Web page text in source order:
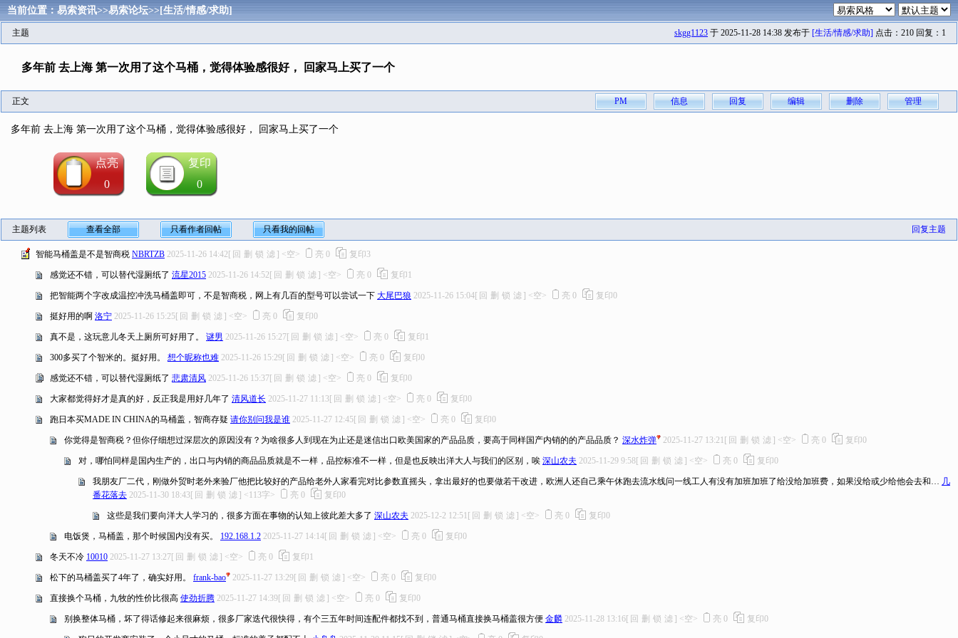
当前位置：易索资讯>>易索论坛>>[生活/情感/求助]
主题 skgg1123 于 2025-11-28 14:38 发布于 [生活/情感/求助] 点击：210 回复：1
多年前 去上海 第一次用了这个马桶，觉得体验感很好， 回家马上买了一个
正文 PM 信息 回复 编辑 删除 管理
多年前 去上海 第一次用了这个马桶，觉得体验感很好， 回家马上买了一个
点亮
0
复印
0
主题列表 查看全部 只看作者回帖 只看我的回帖 回复主题
智能马桶盖是不是智商税 NBRTZB 2025-11-26 14:42 [ 回 删 锁 滤 ] <空> 亮 0 复印3
感觉还不错，可以替代湿厕纸了 流星2015 2025-11-26 14:52 [ 回 删 锁 滤 ] <空> 亮 0 复印1
把智能两个字改成温控冲洗马桶盖即可，不是智商税，网上有几百的型号可以尝试一下 大尾巴狼 2025-11-26 15:04[ 回 删 锁 滤 ] <空> 亮 0 复印0
挺好用的啊 洛宁 2025-11-26 15:25[ 回 删 锁 滤 ] <空> 亮 0 复印0
真不是，这玩意儿冬天上厕所可好用了。 谜男 2025-11-26 15:27[ 回 删 锁 滤 ] <空> 亮 0 复印1
300多买了个智米的。挺好用。 想个昵称也难 2025-11-26 15:29[ 回 删 锁 滤 ] <空> 亮 0 复印0
感觉还不错，可以替代湿厕纸了 悲肃清风 2025-11-26 15:37[ 回 删 锁 滤 ] <空> 亮 0 复印0
大家都觉得好才是真的好，反正我是用好几年了 清风道长 2025-11-27 11:13[ 回 删 锁 滤 ] <空> 亮 0 复印0
跑日本买MADE IN CHINA的马桶盖，智商存疑 请你别问我是谁 2025-11-27 12:45[ 回 删 锁 滤 ] <空> 亮 0 复印0
你觉得是智商税？但你仔细想过深层次的原因没有？为啥很多人到现在为止还是迷信出口欧美国家的产品品质，要高于同样国产内销的的产品品质？ 深水炸弹 2025-11-27 13:21 [ 回 删 锁 滤 ] <空> 亮 0 复印0
对，哪怕同样是国内生产的，出口与内销的商品品质就是不一样，品控标准不一样，但是也反映出洋大人与我们的区别，唉 深山农夫 2025-11-29 9:58[ 回 删 锁 滤 ] <空> 亮 0 复印0
我朋友厂二代，刚做外贸时老外来验厂他把比较好的产品给老外人家看完对比参数直摇头，拿出最好的也要做若干改进，欧洲人还自己乘午休跑去流水线问一线工人有没有加班加班了给没给加班费，如果没给或少给他会去和… 几
番花落去 2025-11-30 18:43[ 回 删 锁 滤 ] <113字> 亮 0 复印0
这些是我们要向洋大人学习的，很多方面在事物的认知上彼此差大多了 深山农夫 2025-12-2 12:51 [ 回 删 锁 滤 ] <空> 亮 0 复印0
电饭煲，马桶盖，那个时候国内没有买。 192.168.1.2 2025-11-27 14:14[ 回 删 锁 滤 ] <空> 亮 0 复印0
冬天不冷 10010 2025-11-27 13:27[ 回 删 锁 滤 ] <空> 亮 0 复印1
松下的马桶盖买了4年了，确实好用。 frank-bao 2025-11-27 13:29[ 回 删 锁 滤 ] <空> 亮 0 复印0
直接换个马桶，九牧的性价比很高 使劲折腾 2025-11-27 14:39[ 回 删 锁 滤 ] <空> 亮 0 复印0
别换整体马桶，坏了得话修起来很麻烦，很多厂家迭代很快得，有个三五年时间连配件都找不到，普通马桶直接换马桶盖很方便 金麟 2025-11-28 13:16[ 回 删 锁 滤 ] <空> 亮 0 复印0